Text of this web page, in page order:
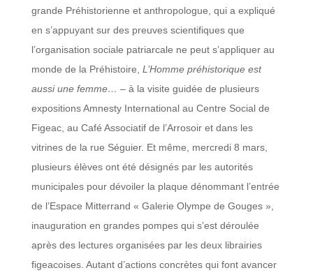
grande Préhistorienne et anthropologue, qui a expliqué
en s’appuyant sur des preuves scientifiques que
l’organisation sociale patriarcale ne peut s’appliquer au
monde de la Préhistoire, L’Homme préhistorique est
aussi une femme… – à la visite guidée de plusieurs
expositions Amnesty International au Centre Social de
Figeac, au Café Associatif de l’Arrosoir et dans les
vitrines de la rue Séguier. Et même, mercredi 8 mars,
plusieurs élèves ont été désignés par les autorités
municipales pour dévoiler la plaque dénommant l’entrée
de l’Espace Mitterrand « Galerie Olympe de Gouges »,
inauguration en grandes pompes qui s’est déroulée
après des lectures organisées par les deux librairies
figeacoises. Autant d’actions concrètes qui font avancer